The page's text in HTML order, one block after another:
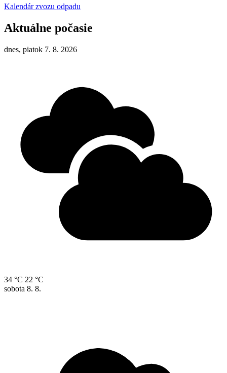
Kalendár zvozu odpadu
Aktuálne počasie
dnes, piatok 7. 8. 2026
34 °C 22 °C
sobota 8. 8.